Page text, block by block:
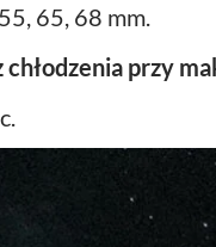
65, 68 mm.
przy